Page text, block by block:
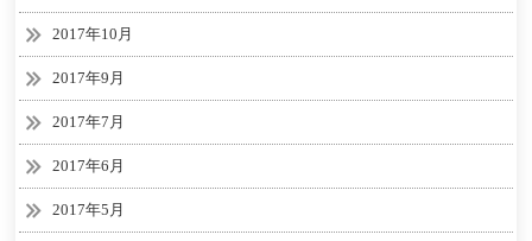
2017年10月
2017年9月
2017年7月
2017年6月
2017年5月